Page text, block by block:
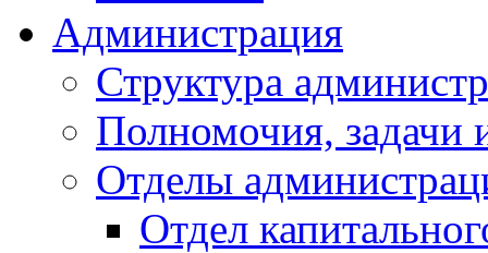
Администрация
Структура
Полномочия, задачи
Отделы
Отдел